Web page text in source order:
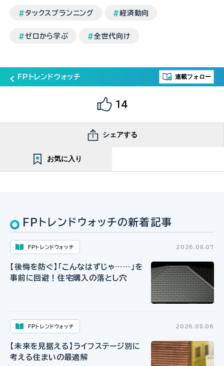
タックスプランニング 経済動向
ゼロから学ぶ 全世代向け
FPトレンドウォッチ 連載フォロー
14
シェアする
お気に入り
FPトレンドウォッチの新着記事
FPトレンドウォッチ 2026.08.07
【後悔を防ぐ】「こんなはずじゃ……」を
事前に回避！住宅購入の落とし穴
FPトレンドウォッチ 2026.08.06
【未来を見据える】ライフステージ別に
考える住まいの最適解